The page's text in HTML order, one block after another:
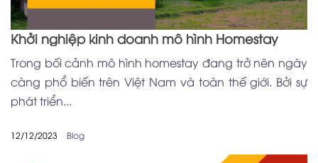
Khởi nghiệp kinh doanh mô hình Homestay
Trong bối cảnh mô hình homestay đang trở nên ngày
càng phổ biến trên Việt Nam và toàn thế giới. Bởi sự
phát triển...
12/12/2023 Blog